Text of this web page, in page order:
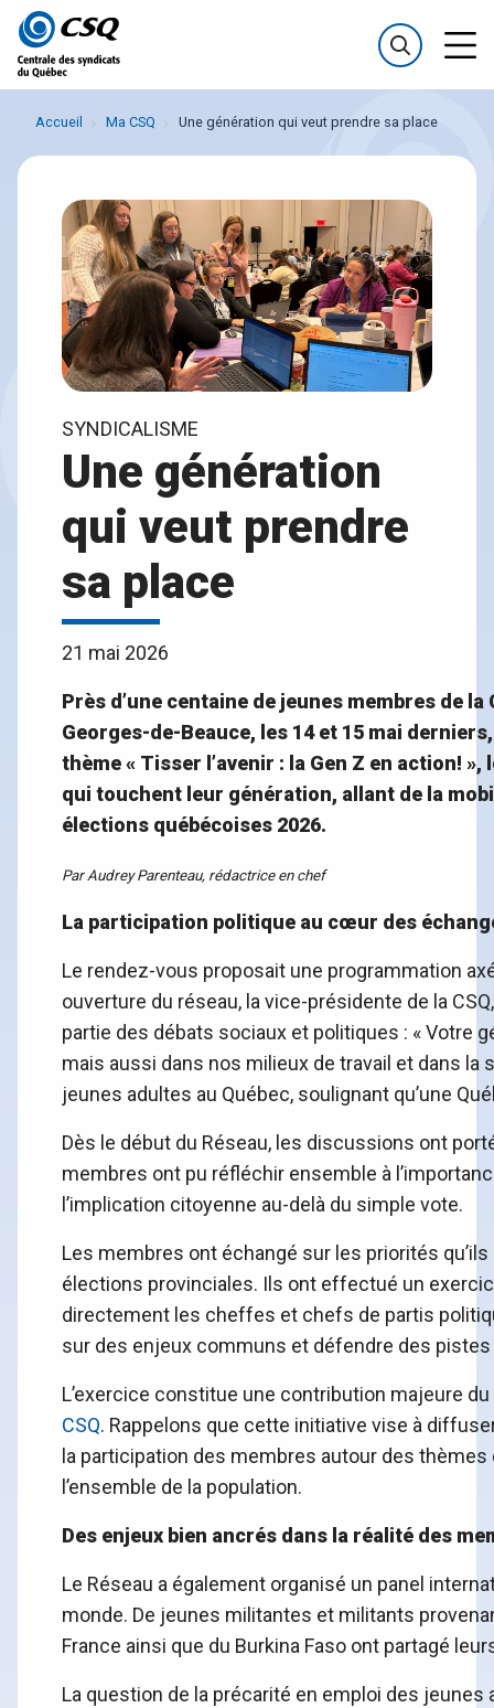
Passer
au
menu
Passer
au
contenu
Accueil Ma CSQ Une génération qui veut prendre sa place
SYNDICALISME
Une génération
qui veut prendre
sa place
21 mai 2026
Près d’une centaine de jeunes membres de
Georges-de-Beauce, les 14 et 15 mai
thème « Tisser l’avenir : la Gen Z en action!
qui touchent leur génération, allant de la
élections québécoises 2026.
Par Audrey Parenteau, rédactrice en chef
La participation politique au cœur des
Le rendez-vous proposait une programmation
ouverture du réseau, la vice-présidente de la
partie des débats sociaux et politiques : « Votre
mais aussi dans nos milieux de travail et dans la
jeunes adultes au Québec, soulignant qu’une
Dès le début du Réseau, les discussions ont
membres ont pu réfléchir ensemble à
l’implication citoyenne au-delà du simple vote.
Les membres ont échangé sur les priorités
élections provinciales. Ils ont effectué un
directement les cheffes et chefs de partis
sur des enjeux communs et défendre des
L’exercice constitue une contribution majeure
CSQ. Rappelons que cette initiative vise à
la participation des membres autour des
l’ensemble de la population.
Des enjeux bien ancrés dans la réalité des
Le Réseau a également organisé un panel
monde. De jeunes militantes et militants
France ainsi que du Burkina Faso ont partagé
La question de la précarité en emploi des